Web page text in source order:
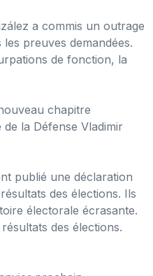
a commis un outrage
preuves demandées.
de fonction, la
chapitre
la Défense Vladimir
publié une déclaration
des élections. Ils
électorale écrasante.
des élections.